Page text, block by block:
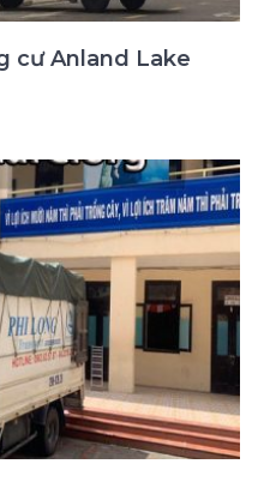
cư Anland Lake